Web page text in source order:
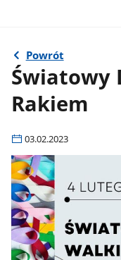
Powrót
Światowy
Rakiem
03.02.2023